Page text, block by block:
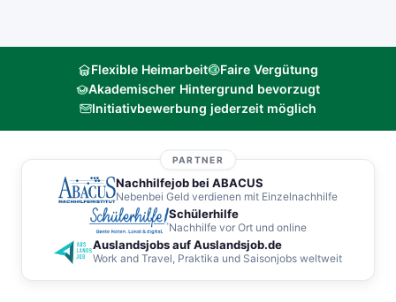
Flexible Heimarbeit
Faire Vergütung
Akademischer Hintergrund bevorzugt
Initiativbewerbung jederzeit möglich
PARTNER
Nachhilfejob bei ABACUS
Nebenbei Geld verdienen mit Einzelnachhilfe
Schülerhilfe
Nachhilfe vor Ort und online
Auslandsjobs auf Auslandsjob.de
Work and Travel, Praktika und Saisonjobs weltweit